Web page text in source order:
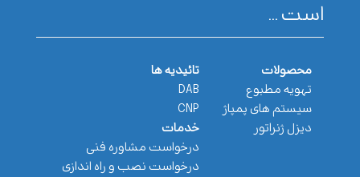
است ...
محصولات
تهویه مطبوع
سیستم های پمپاژ
دیزل ژنراتور
تائیدیه ها
DAB
CNP
خدمات
درخواست مشاوره فنی
درخواست نصب و راه اندازی